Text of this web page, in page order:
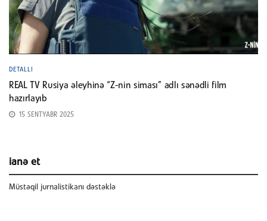
DETALLI
REAL TV Rusiya əleyhinə “Z-nin siması” adlı sənədli film
hazırlayıb
15 SENTYABR 2025
ianə et
Müstəqil jurnalistikanı dəstəklə